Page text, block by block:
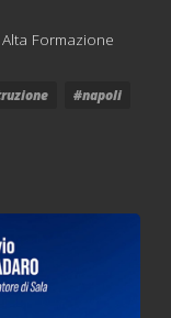
Formazione
#napoli